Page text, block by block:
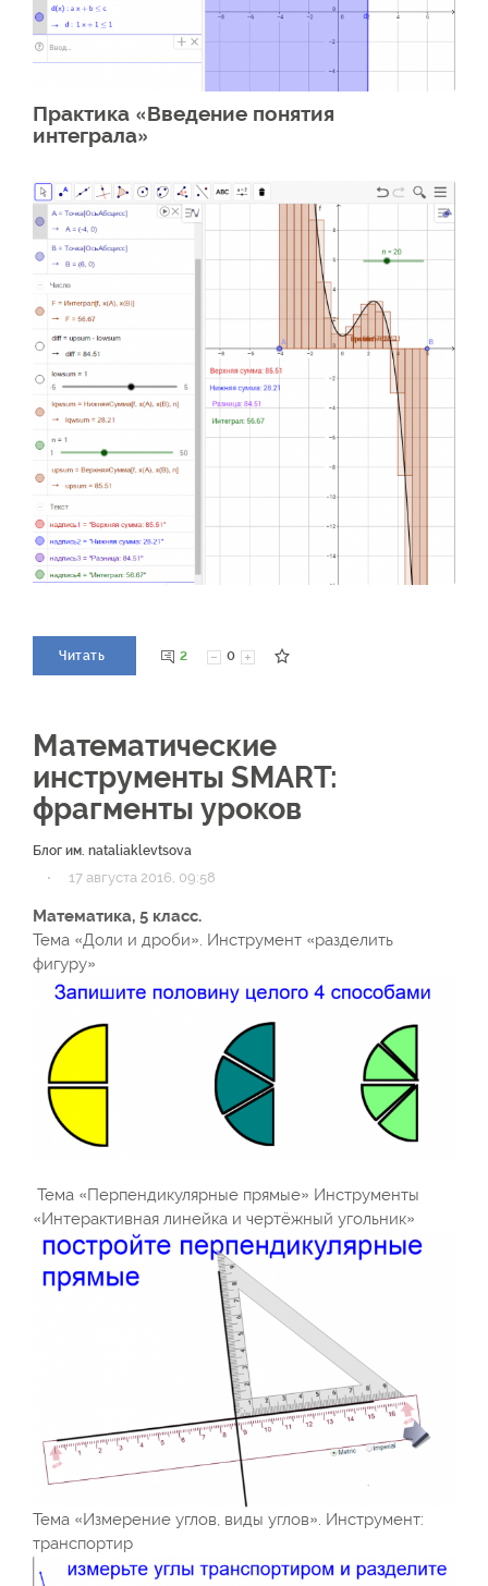
Практика «Введение понятия
интеграла»
Читать 2 0
Математические
инструменты SMART:
фрагменты уроков
Блог им. nataliaklevtsova
· 17 августа 2016, 09:58
Математика, 5 класс.
Тема «Доли и дроби». Инструмент «разделить
фигуру»
Тема «Перпендикулярные прямые» Инструменты
«Интерактивная линейка и чертёжный угольник»
Тема «Измерение углов, виды углов». Инструмент:
транспортир